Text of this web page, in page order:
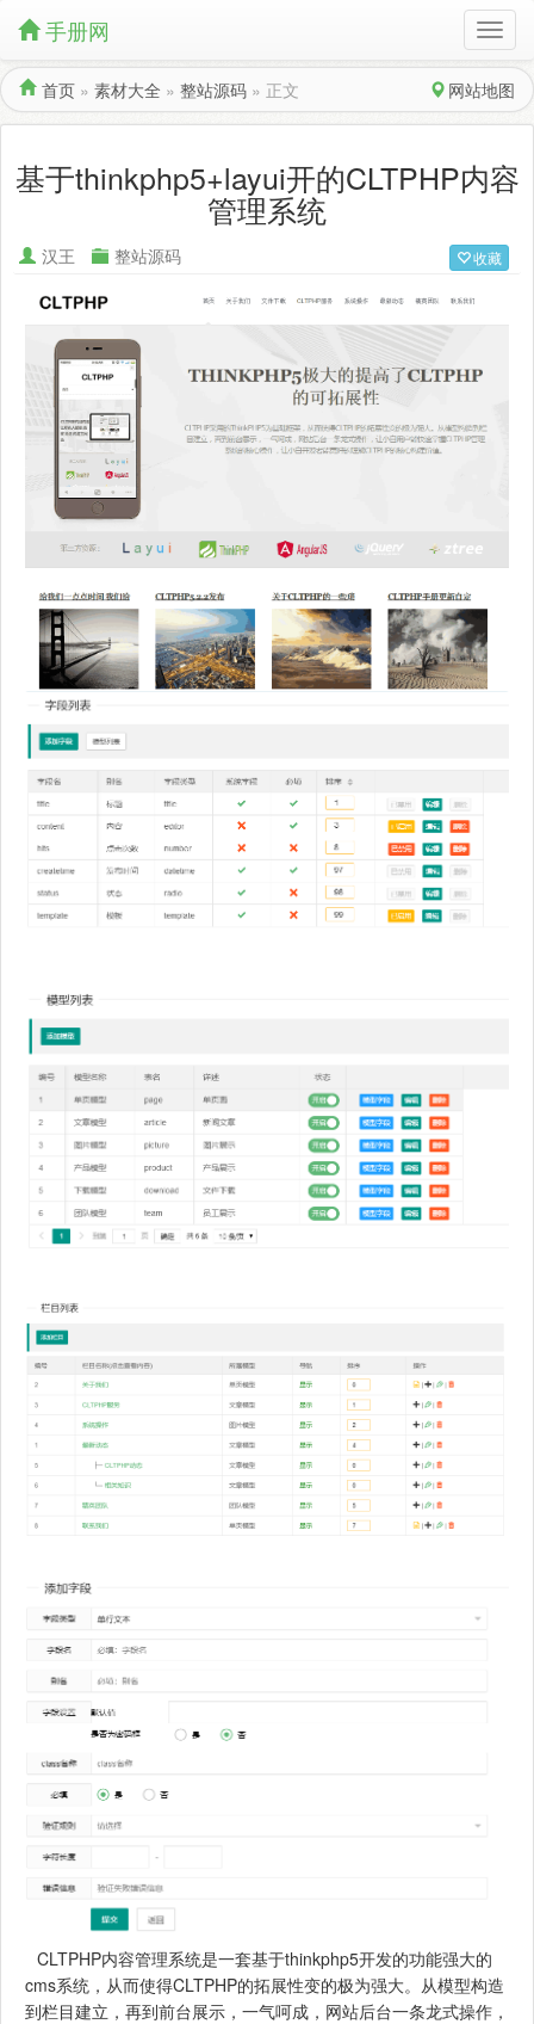
手册网
首页 » 素材大全 » 整站源码 » 正文 网站地图
基于thinkphp5+layui开的CLTPHP内容
管理系统
汉王 整站源码 收藏
CLTPHP内容管理系统是一套基于thinkphp5开发的功能强大的
cms系统，从而使得CLTPHP的拓展性变的极为强大。从模型构造
到栏目建立，再到前台展示，一气呵成，网站后台一条龙式操作，